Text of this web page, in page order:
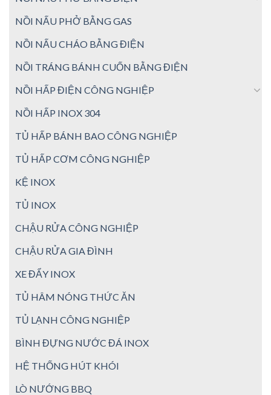
NỒI NẤU PHỞ BẰNG GAS
NỒI NẤU CHÁO BẰNG ĐIỆN
NỒI TRÁNG BÁNH CUỐN BẰNG ĐIỆN
NỒI HẤP ĐIỆN CÔNG NGHIỆP
NỒI HẤP INOX 304
TỦ HẤP BÁNH BAO CÔNG NGHIỆP
TỦ HẤP CƠM CÔNG NGHIỆP
KỆ INOX
TỦ INOX
CHẬU RỬA CÔNG NGHIỆP
CHẬU RỬA GIA ĐÌNH
XE ĐẨY INOX
TỦ HÂM NÓNG THỨC ĂN
TỦ LẠNH CÔNG NGHIỆP
BÌNH ĐỰNG NƯỚC ĐÁ INOX
HỆ THỐNG HÚT KHÓI
LÒ NƯỚNG BBQ